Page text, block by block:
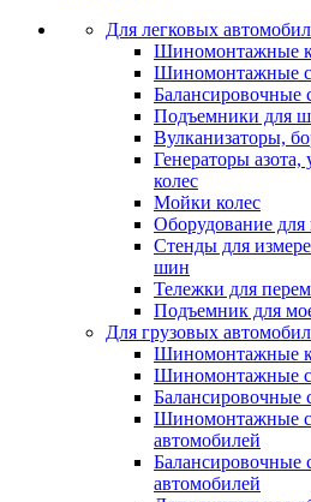
Для легковых
Шиномонтажные
Шиномонтажные
Балансировочные
Подъемники для
Вулканизаторы,
Генераторы азота,
колес
Мойки колес
Оборудование для
Стенды для
шин
Тележки для
Подъемник для
Для грузовых
Шиномонтажные
Шиномонтажные
Балансировочные
Шиномонтажные
автомобилей
Балансировочные
автомобилей